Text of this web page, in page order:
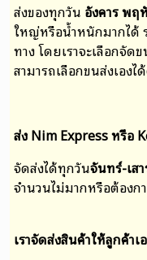
ส่งของทุกวัน อังคาร พฤ
ใหญ่หรือน้ำหนักมากได้
ทางโดยเราจะเลือกจั
สามารถเลือกขนส่งเองไ
ส่ง Nim Express หรือ
จัดส่งได้ทุกวันจันทร์-เส
จำนวนไม่มากหรือต้อง
เราจัดส่งสินค้าให้ลูกค้าเ